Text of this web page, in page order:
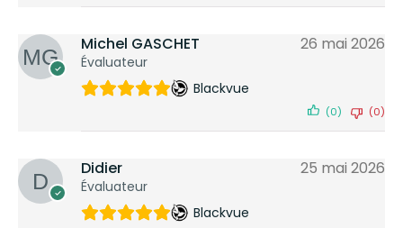
Michel GASCHET
Évaluateur
26 mai 2026
Blackvue
(0) (0)
Didier
Évaluateur
25 mai 2026
Blackvue